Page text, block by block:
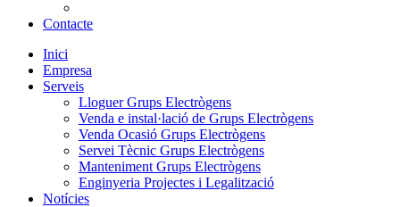
Contacte
Inici
Empresa
Serveis
Lloguer Grups Electrògens
Venda e instal·lació de Grups Electrògens
Venda Ocasió Grups Electrògens
Servei Tècnic Grups Electrògens
Manteniment Grups Electrògens
Enginyeria Projectes i Legalització
Notícies